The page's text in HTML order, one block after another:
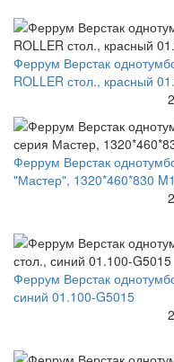
Феррум Верстак
ROLLER стол., красный
Феррум Верстак
"Мастер", 1320*460*830
Феррум Верстак
синий 01.100-G5015